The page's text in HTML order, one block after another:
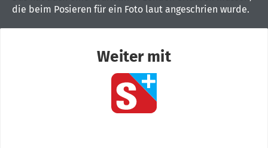
die beim Posieren für ein Foto laut angeschrien wurde.